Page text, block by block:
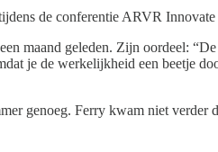
de conferentie ARVR
maand geleden. Zijn oordeel:
je de werkelijkheid een beetje
genoeg. Ferry kwam niet